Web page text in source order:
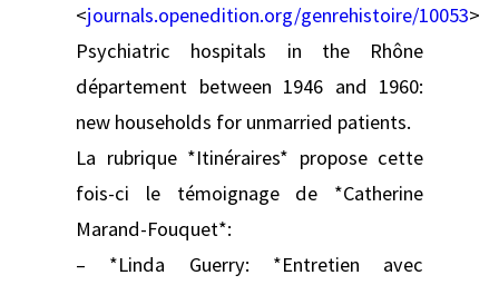
<journals.openedition.org/genrehistoire/10053>
Psychiatric hospitals in the Rhône
département between 1946 and 1960:
new households for unmarried patients.
La rubrique *Itinéraires* propose cette
fois-ci le témoignage de *Catherine
Marand-Fouquet*:
– *Linda Guerry: *Entretien avec